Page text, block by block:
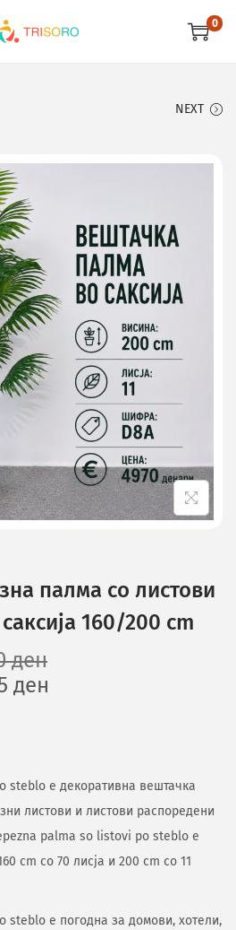
0
NEXT
палма со листови
160/200 cm
ден
ден
steblo е декоративна вештачка
листови и листови распоредени
palma so listovi po steblo е
cm со 70 лисја и 200 cm со 11
steblo е погодна за домови, хотели,